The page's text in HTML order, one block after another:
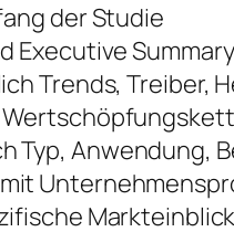
der Studie
Executive Summary
Trends, Treiber,
Typ, Anwendung,